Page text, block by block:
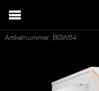
Artikelnummer: BGW64